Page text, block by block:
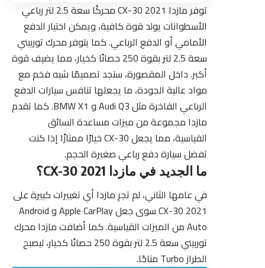
توفر مازدا CX-30 2021 محركًا سعة 2.5 لتر رباعي
الأسطوانات يولد قوة كافية، ويمكن اختيار الدفع
الأمامي أو الدفع الرباعي. كما يتوفر محرك توربيني
سعة 2.5 لتر بقوة 250 حصانًا كخيار، مما يضيف قوة
أكبر. داخل المقصورة، ستجد تصميمًا شبه فخم مع
مواد عالية الجودة، ما يجعلها تنافس سيارات الدفع
الرباعي الفاخرة مثل Audi Q3 و BMW X1. كما تقدم
مازدا مجموعة من ميزات مساعدة السائق
القياسية، مما يجعل CX-30 خيارًا ممتازًا إذا كنت
تفضل سيارة دفع رباعي صغيرة الحجم.
ما الجديد في مازدا CX-30 2021؟
في عامها الثاني، لم تجرِ مازدا أي تغييرات كبيرة على
CX-30 2021 سوى جعل Apple CarPlay و Android
Auto من الميزات القياسية. كما أضافت مازدا محرك
توربيني سعة 2.5 لتر بقوة 250 حصانًا كخيار، ليصبح
الطراز Turbo متاحًا.